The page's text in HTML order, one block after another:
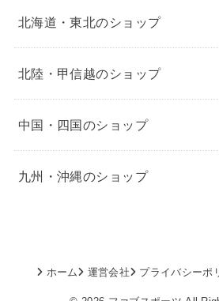
北海道・東北のショップ
北陸・甲信越のショップ
中国・四国のショップ
九州・沖縄のショップ
ホーム 運営会社 プライバシーポ